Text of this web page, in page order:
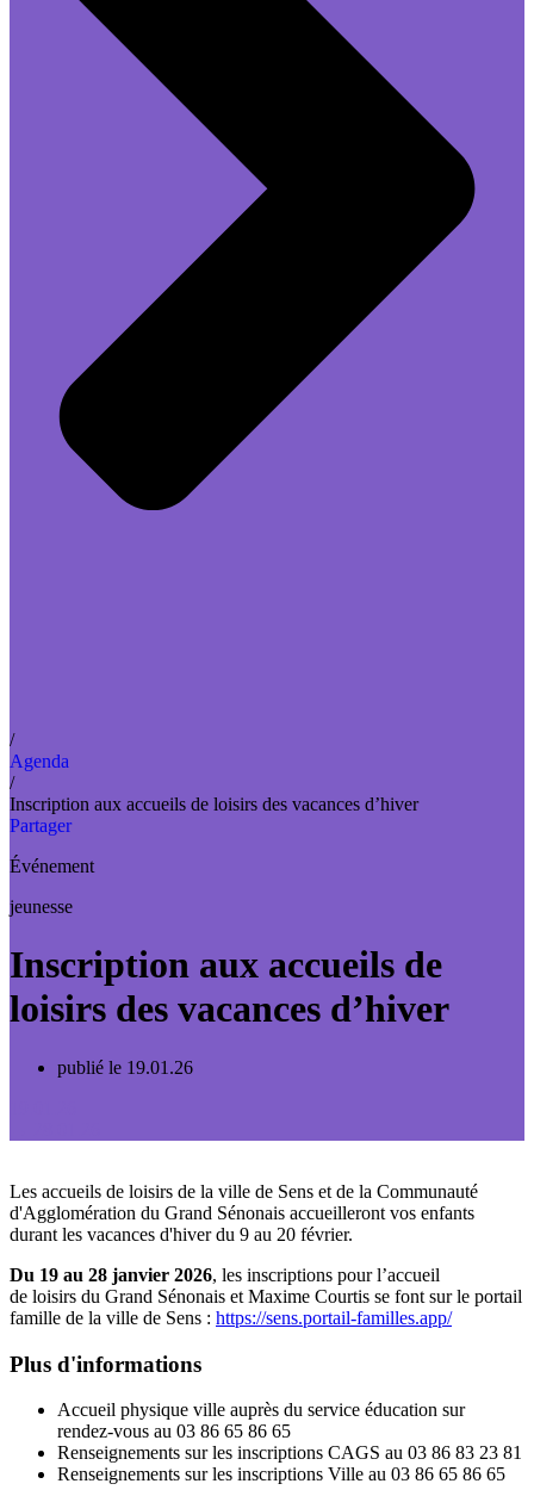
/
Agenda
/
Inscription aux accueils de loisirs des vacances d’hiver
Partager
Événement
jeunesse
Inscription aux accueils de
loisirs des vacances d’hiver
publié le 19.01.26
Les accueils de loisirs de la ville de Sens et de la Communauté
d'Agglomération du Grand Sénonais accueilleront vos enfants
durant les vacances d'hiver du 9 au 20 février.
Du 19 au 28 janvier 2026, les inscriptions pour l’accueil
de loisirs du Grand Sénonais et Maxime Courtis se font sur le portail
famille de la ville de Sens : https://sens.portail-familles.app/
Plus d'informations
Accueil physique ville auprès du service éducation sur
rendez-vous au 03 86 65 86 65
Renseignements sur les inscriptions CAGS au 03 86 83 23 81
Renseignements sur les inscriptions Ville au 03 86 65 86 65